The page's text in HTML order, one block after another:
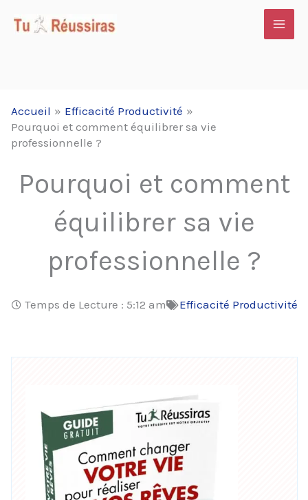
Accueil
Efficacité Productivité
Pourquoi et comment équilibrer sa vie
professionnelle ?
Pourquoi et comment
équilibrer sa vie
professionnelle ?
Temps de Lecture : 5:12 am Efficacité Productivité